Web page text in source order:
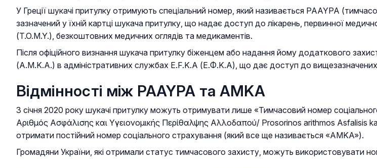
У Греції шукачі притулку отримують спеціальний номер, який називається PAAYPA
зазначений у їхній картці шукача притулку, що надає доступ до лікарень, первинної
(T.O.M.Y.), безкоштовних медичних оглядів та медикаментів.
Після офіційного визнання шукача притулку біженцем або надання йому додаткового
(A.M.K.A.) в адміністративних службах E.F.K.A (Ε.Φ.Κ.Α), що дає доступ до
Відмінності між PAAYPA та ΑΜΚA
З січня 2020 року шукачі притулку можуть отримувати лише «Тимчасовий номер
Αριθμός Ασφάλισης και Υγειονομικής Περίθαλψης Αλλοδαπού/ Prosorinos arithmos Asfalisis
отримати постійний номер соціального страхування (який все ще називається «AMKA»).
Громадяни України, які отримали статус тимчасового захисту, можуть використовувати